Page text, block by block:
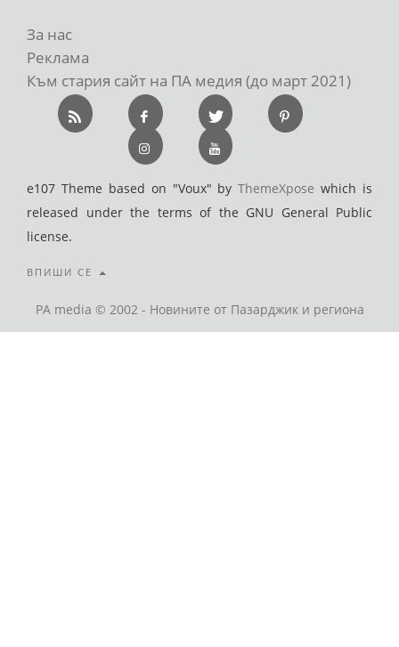
За нас
Реклама
Към стария сайт на ПА медия (до март 2021)
e107 Theme based on "Voux" byThemeXpose which is
released under the terms of the GNU General Public
license.
ВПИШИ СЕ
PA media © 2002 - Новините от Пазарджик и региона